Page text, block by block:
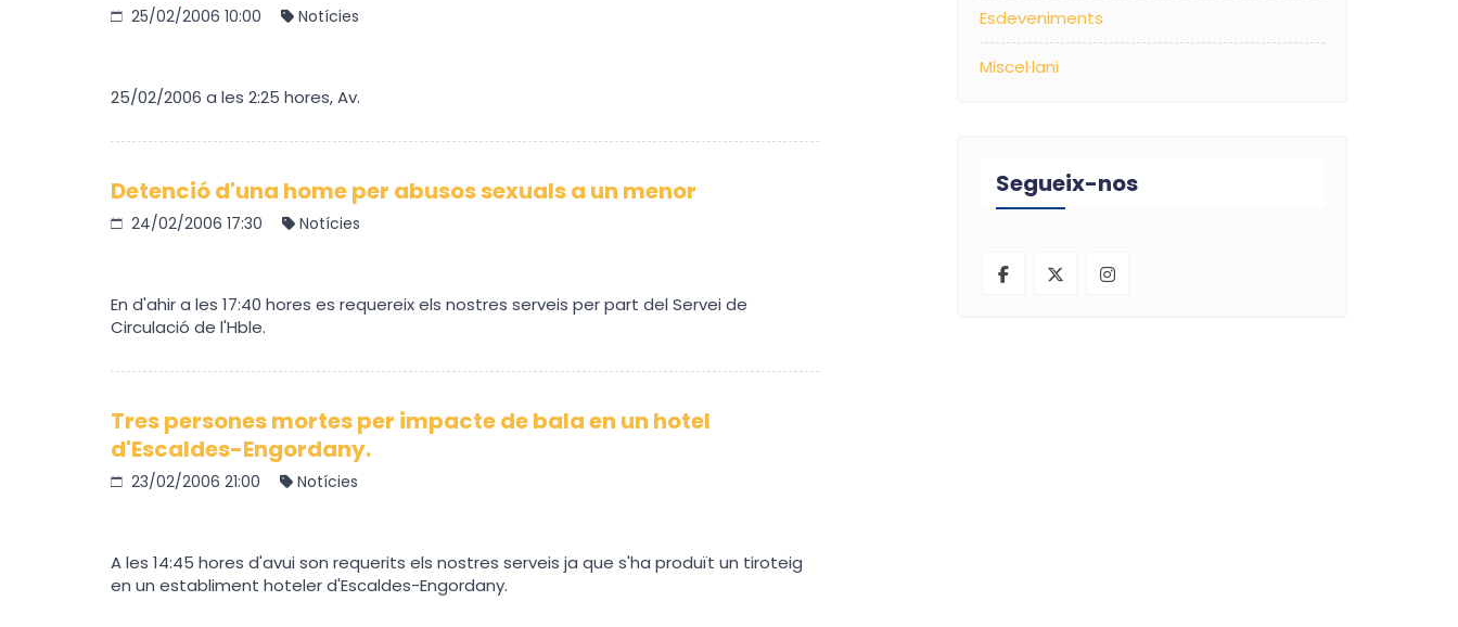
25/02/2006 10:00 Notícies
25/02/2006 a les 2:25 hores, Av.
Detenció d'una home per abusos sexuals a un menor
24/02/2006 17:30 Notícies
En d'ahir a les 17:40 hores es requereix els nostres serveis per part del Servei de
Circulació de l'Hble.
Tres persones mortes per impacte de bala en un hotel
d'Escaldes-Engordany.
23/02/2006 21:00 Notícies
A les 14:45 hores d'avui son requerits els nostres serveis ja que s'ha produït un tiroteig
en un establiment hoteler d'Escaldes-Engordany.
Esdeveniments
Miscel·lani
Segueix-nos